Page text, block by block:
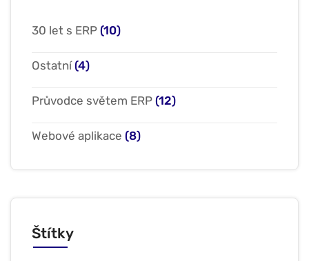
30 let s ERP (10)
Ostatní(4)
Průvodce světem ERP (12)
Webové aplikace (8)
Štítky